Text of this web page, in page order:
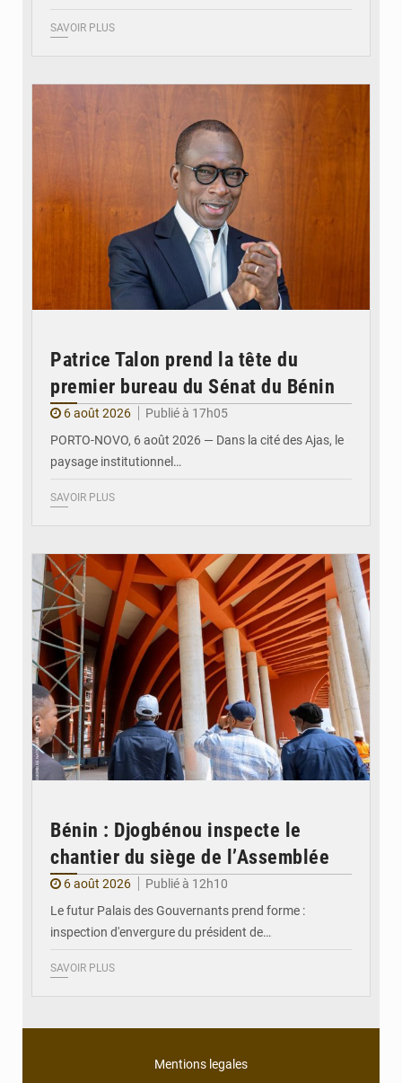
SAVOIR PLUS
Patrice Talon prend la tête du
premier bureau du Sénat du Bénin
6 août 2026
Publié à 17h05
PORTO-NOVO, 6 août 2026 — Dans la cité des Ajas, le
paysage institutionnel…
SAVOIR PLUS
Bénin : Djogbénou inspecte le
chantier du siège de l’Assemblée
6 août 2026
Publié à 12h10
Le futur Palais des Gouvernants prend forme :
inspection d'envergure du président de…
SAVOIR PLUS
Mentions legales